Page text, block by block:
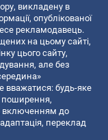
викладену в
опублікованої
рекламодавець.
на цьому сайті,
цього сайту,
але без
вважатися: будь-яке
поширення,
включенням до
переклад